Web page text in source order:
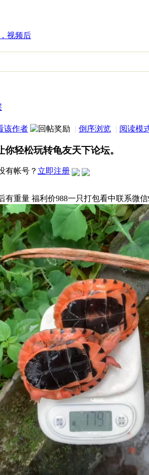
视频后
该作者 | 倒序浏览 | 阅读模
轻松玩转龟友天下论坛。
有帐号？ 立即注册
重量 福利价988一只打包看中联系微信